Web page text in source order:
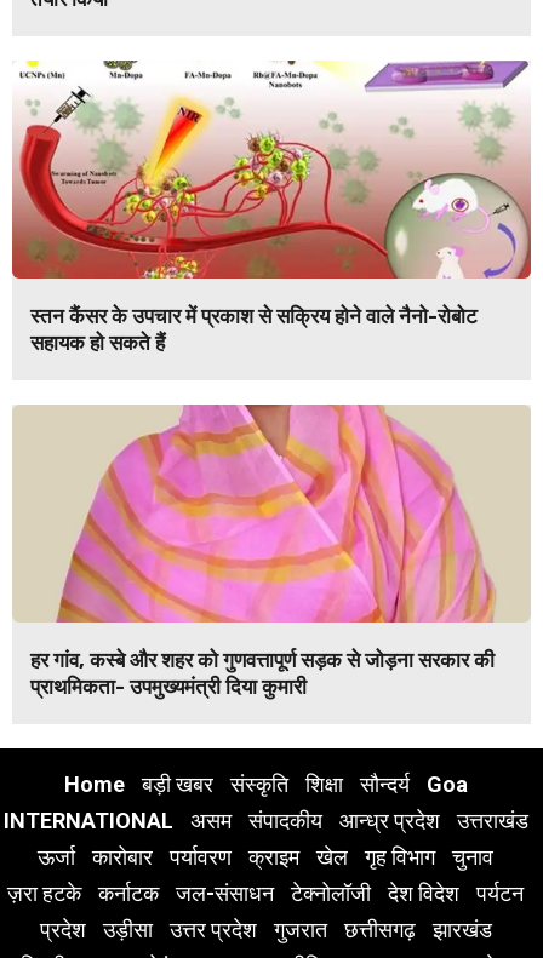
स्तन कैंसर के उपचार में प्रकाश से सक्रिय होने वाले नैनो-रोबोट
सहायक हो सकते हैं
हर गांव, कस्बे और शहर को गुणवत्तापूर्ण सड़क से जोड़ना सरकार की
प्राथमिकता- उपमुख्यमंत्री दिया कुमारी
Home बड़ी खबर संस्कृति शिक्षा सौन्दर्य
Goa
INTERNATIONAL
असम संपादकीय आन्ध्र प्रदेश
उत्तराखंड
ऊर्जा
कारोबार पर्यावरण क्राइम खेल गृह विभाग
चुनाव
ज़रा हटके
कर्नाटक जल-संसाधन टेक्नोलॉजी देश विदेश
पर्यटन
प्रदेश
उड़ीसा उत्तर प्रदेश गुजरात छत्तीसगढ़
झारखंड